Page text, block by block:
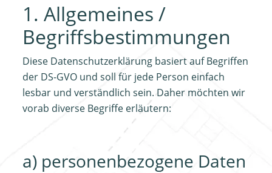
1. Allgemeines /
Begriffsbestimmungen
Diese Datenschutzerklärung basiert auf Begriffen
der DS-GVO und soll für jede Person einfach
lesbar und verständlich sein. Daher möchten wir
vorab diverse Begriffe erläutern:
a) personenbezogene Daten